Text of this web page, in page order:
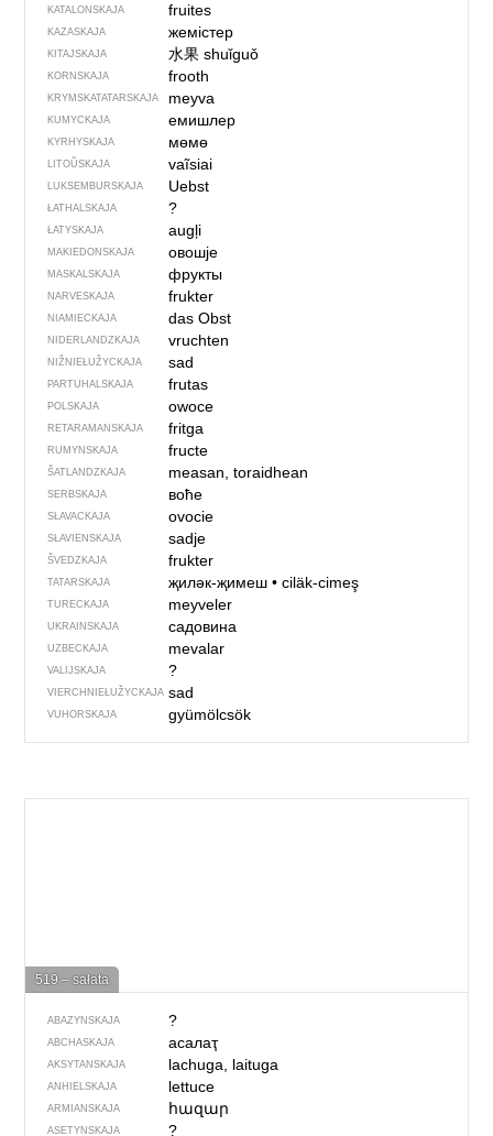
KATALONSKAJA fruites
KAZASKAJA жемістер
KITAJSKAJA 水果shuǐguǒ
KORNSKAJA frooth
KRYMSKA­TATARSKAJA meyva
KUMYCKAJA емишлер
KYRHYSKAJA мөмө
LITOŬSKAJA vaĩsiai
LUKSEMBURSKAJA Uebst
ŁATHALSKAJA ?
ŁATYSKAJA augļi
MAKIEDONSKAJA овошје
MASKALSKAJA фрукты
NARVESKAJA frukter
NIAMIECKAJA das Obst
NIDERLANDZKAJA vruchten
NIŽNIEŁUŽYCKAJA sad
PARTUHALSKAJA frutas
POLSKAJA owoce
RETARAMANSKAJA fritga
RUMYNSKAJA fructe
ŠATLANDZKAJA measan, toraidhean
SERBSKAJA воће
SŁAVACKAJA ovocie
SŁAVIENSKAJA sadje
ŠVEDZKAJA frukter
TATARSKAJA җиләк-җимеш• ciläk-cimeş
TURECKAJA meyveler
UKRAINSKAJA садовина
UZBECKAJA mevalar
VALIJSKAJA ?
VIERCHNIE­ŁUŽYCKAJA sad
VUHORSKAJA gyümölcsök
519 – sałata
ABAZYNSKAJA ?
ABCHASKAJA асалаҭ
AKSYTANSKAJA lachuga, laituga
ANHIELSKAJA lettuce
ARMIANSKAJA հազար
ASETYNSKAJA ?